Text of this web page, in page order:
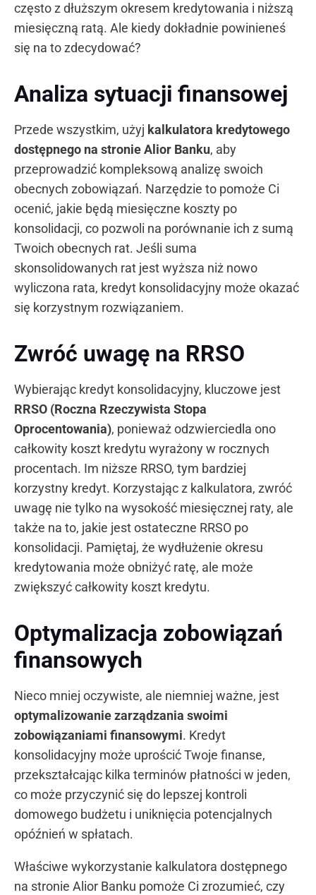
często z dłuższym okresem kredytowania i niższą
miesięczną ratą. Ale kiedy dokładnie powinieneś
się na to zdecydować?
Analiza sytuacji finansowej
Przede wszystkim, użyj kalkulatora kredytowego
dostępnego na stronie Alior Banku, aby
przeprowadzić kompleksową analizę swoich
obecnych zobowiązań. Narzędzie to pomoże Ci
ocenić, jakie będą miesięczne koszty po
konsolidacji, co pozwoli na porównanie ich z sumą
Twoich obecnych rat. Jeśli suma
skonsolidowanych rat jest wyższa niż nowo
wyliczona rata, kredyt konsolidacyjny może okazać
się korzystnym rozwiązaniem.
Zwróć uwagę na RRSO
Wybierając kredyt konsolidacyjny, kluczowe jest
RRSO (Roczna Rzeczywista Stopa
Oprocentowania), ponieważ odzwierciedla ono
całkowity koszt kredytu wyrażony w rocznych
procentach. Im niższe RRSO, tym bardziej
korzystny kredyt. Korzystając z kalkulatora, zwróć
uwagę nie tylko na wysokość miesięcznej raty, ale
także na to, jakie jest ostateczne RRSO po
konsolidacji. Pamiętaj, że wydłużenie okresu
kredytowania może obniżyć ratę, ale może
zwiększyć całkowity koszt kredytu.
Optymalizacja zobowiązań
finansowych
Nieco mniej oczywiste, ale niemniej ważne, jest
optymalizowanie zarządzania swoimi
zobowiązaniami finansowymi. Kredyt
konsolidacyjny może uprościć Twoje finanse,
przekształcając kilka terminów płatności w jeden,
co może przyczynić się do lepszej kontroli
domowego budżetu i uniknięcia potencjalnych
opóźnień w spłatach.
Właściwe wykorzystanie kalkulatora dostępnego
na stronie Alior Banku pomoże Ci zrozumieć, czy